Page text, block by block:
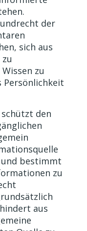
der
sich aus
zu
Persönlichkeit
den
und bestimmt
zu
aus